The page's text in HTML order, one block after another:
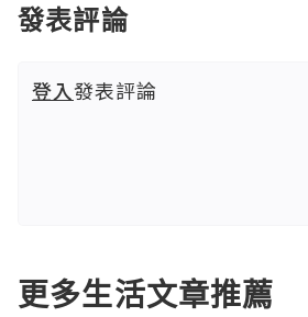
發表評論
登入發表評論
更多生活文章推薦